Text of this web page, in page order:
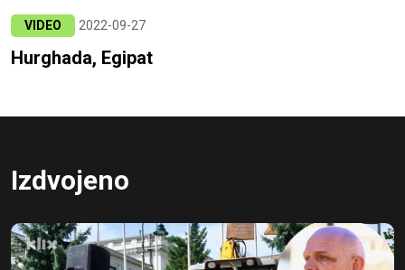
VIDEO 2022-09-27
Hurghada, Egipat
Izdvojeno